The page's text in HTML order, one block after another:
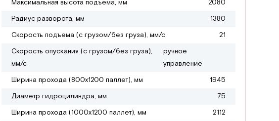
Максимальная высота подъема, мм
2080
Радиус разворота, мм
1380
Скорость подъема (с грузом/без груза), мм/с
21
Скорость опускания (с грузом/без груза),
мм/с
ручное
управление
Ширина прохода (800х1200 паллет), мм
1945
Диаметр гидроцилиндра, мм
75
Ширина прохода (1000х1200 паллет), мм
2112